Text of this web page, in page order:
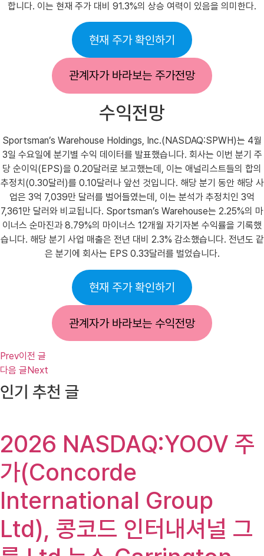
합니다. 이는 현재 주가 대비 91.3%의 상승 여력이 있음을 의미한다.
현재 주가 확인하기
관계자가 바라보는 주가전망
수익전망
Sportsman’s Warehouse Holdings, Inc.(NASDAQ:SPWH)는 4월
3일 수요일에 분기별 수익 데이터를 발표했습니다. 회사는 이번 분기 주
당 순이익(EPS)을 0.20달러로 보고했는데, 이는 애널리스트들의 합의
추정치(0.30달러)를 0.10달러나 앞선 것입니다. 해당 분기 동안 해당 사
업은 3억 7,039만 달러를 벌어들였는데, 이는 분석가 추정치인 3억
7,361만 달러와 비교됩니다. Sportsman’s Warehouse는 2.25%의 마
이너스 순마진과 8.79%의 마이너스 12개월 자기자본 수익률을 기록했
습니다. 해당 분기 사업 매출은 전년 대비 2.3% 감소했습니다. 전년도 같
은 분기에 회사는 EPS 0.33달러를 벌었습니다.
현재 주가 확인하기
관계자가 바라보는 수익전망
Prev이전 글
다음 글 Next
인기 추천 글
2026 NASDAQ:YOOV 주
가(Concorde
International Group
Ltd), 콩코드 인터내셔널 그